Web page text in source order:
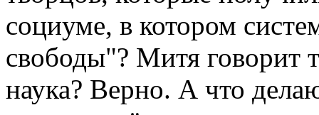
социуме, в котором
свободы"? Митя говорит
наука? Верно. А что